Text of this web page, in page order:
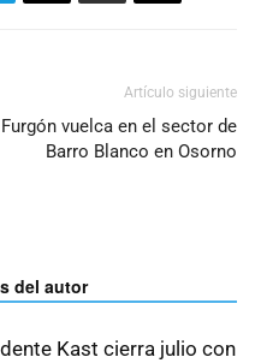
Artículo siguiente
Furgón vuelca en el sector de
Barro Blanco en Osorno
del autor
Kast cierra julio con